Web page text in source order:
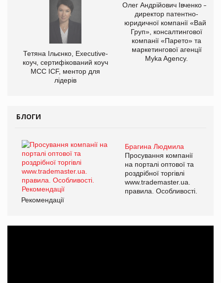
Тетяна Ільєнко, Executive-
коуч, сертифікований коуч
МСС ICF, ментор для
лідерів
Олег Андрійович Івченко —
директор патентно-
юридичної компанії «Вайз
Груп», консалтингової
компанії «Парето» та
маркетингової агенції
Myka Agency.
БЛОГИ
Брагина Людмила
Просування компанії
на порталі оптової та
роздрібної торгівлі
www.trademaster.ua.
правила. Особливості.
Рекомендації